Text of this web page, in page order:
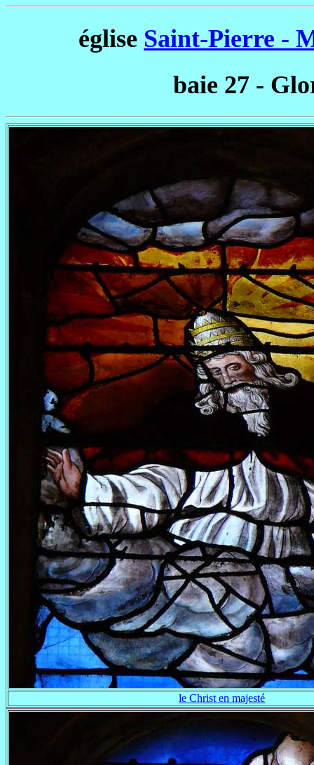
église Saint-Pierre -
baie 27 -
le Christ en majesté